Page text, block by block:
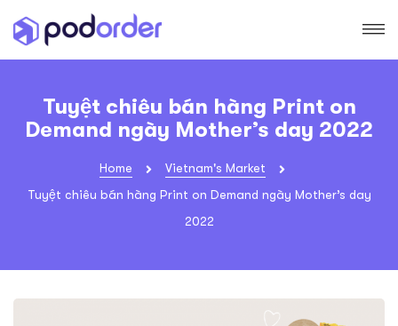
Tuyệt chiêu bán hàng Print on
Demand ngày Mother’s day 2022
Home
Vietnam's Market
Tuyệt chiêu bán hàng Print on Demand ngày Mother’s day
2022